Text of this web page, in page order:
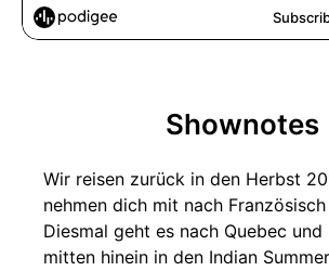
Shownotes
Wir reisen zurück in den Herbst
nehmen dich mit nach Französisch
Diesmal geht es nach Quebec und
mitten hinein in den Indian